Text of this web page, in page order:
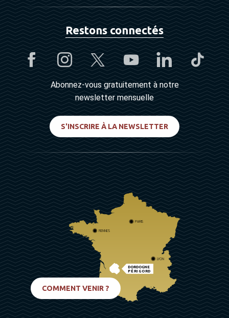
Restons connectés
Abonnez-vous gratuitement à notre
newsletter mensuelle
S'INSCRIRE À LA NEWSLETTER
DORDOGNE
PÉRIGORD
PARIS
RENNES
LYON
COMMENT VENIR ?